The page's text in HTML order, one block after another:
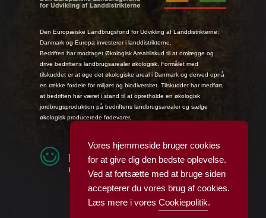
Den Europæiske Landbrugsfond for Udvikling af Landdistrikterne:
Danmark og Europa investerer i landdistrikterne.
Bedriften har modtaget Økologisk Arealtilskud til at omlægge og
drive bedriftens landbrugsarealer økologisk. Formålet med
tilskuddet er at øge det økologiske areal i Danmark og derved opnå
en række fordele for miljøet og biodiversitet. Tilskuddet har medført,
at bedriften har været i stand til at opretholde en økologisk
jordbrugsproduktion på bedriftens landbrugsarealer og sælge
økologisk producerede fødevarer.
Fødevarestyrelsens smiley-
rapporter
Vores hjemmeside bruger cookies
for at give dig den bedste oplevelse.
Ved at fortsætte med at bruge siden
accepterer du vores brug af cookies.
Læs mere i vores Cookiepolitik.